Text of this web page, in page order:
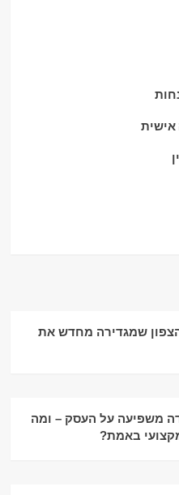
אישית
שמגדירה מחדש את
משפיעה על העסק – ומה
באמת?